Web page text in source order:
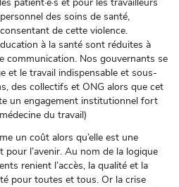
patient·e·s et pour les travailleurs
des soins de santé,
de cette violence.
à la santé sont réduites à
communication. Nos gouvernants se
et le travail indispensable et sous-
des collectifs et ONG alors que cet
un engagement institutionnel fort
du travail)
un coût alors qu’elle est une
pour l’avenir. Au nom de la logique
renient l’accès, la qualité et la
pour toutes et tous. Or la crise